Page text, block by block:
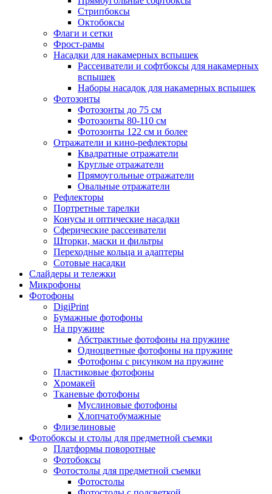
Стрипбоксы
Октобоксы
Флаги и сетки
Фрост-рамы
Насадки для накамерных вспышек
Рассеиватели и софтбоксы для накамерных
вспышек
Наборы насадок для накамерных вспышек
Фотозонты
Фотозонты до 75 см
Фотозонты 80-110 см
Фотозонты 122 см и более
Отражатели и кино-рефлекторы
Квадратные отражатели
Круглые отражатели
Прямоугольные отражатели
Овальные отражатели
Рефлекторы
Портретные тарелки
Конусы и оптические насадки
Сферические рассеиватели
Шторки, маски и фильтры
Переходные кольца и адаптеры
Сотовые насадки
Слайдеры и тележки
Микрофоны
Фотофоны
DigiPrint
Бумажные фотофоны
На пружине
Абстрактные фотофоны на пружине
Одноцветные фотофоны на пружине
Фотофоны с рисунком на пружине
Пластиковые фотофоны
Хромакей
Тканевые фотофоны
Муслиновые фотофоны
Хлопчатобумажные
Флизелиновые
Фотобоксы и столы для предметной съемки
Платформы поворотные
Фотобоксы
Фотостолы для предметной съемки
Фотостолы